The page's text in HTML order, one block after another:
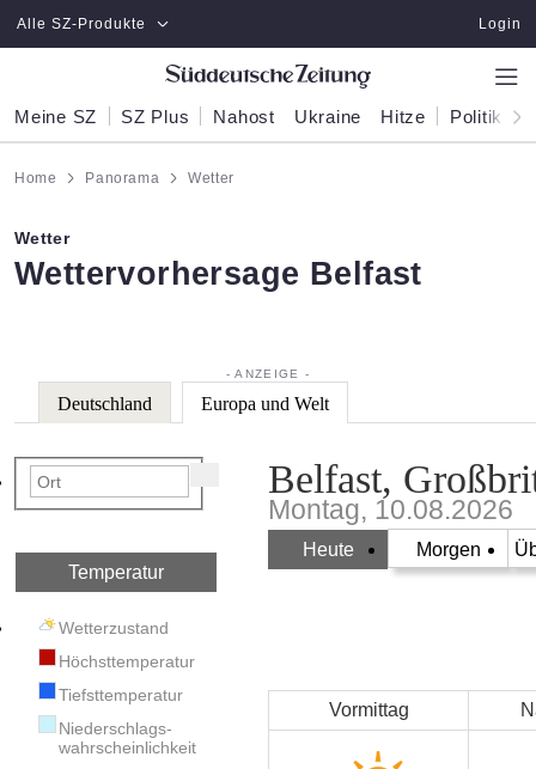
Zum Hauptinhalt springen
Alle SZ-Produkte Login
Meine SZ SZ Plus Nahost Ukraine Hitze Politik
Home Panorama Wetter
Wetter
:
Wettervorhersage Belfast
Deutschland Europa und Welt
Temperatur
Wetterzustand
Höchsttemperatur
Tiefsttemperatur
Niederschlags-
wahrscheinlichkeit
Belfast,
Montag, 10.08.2026
Heute Morgen
Vormittag